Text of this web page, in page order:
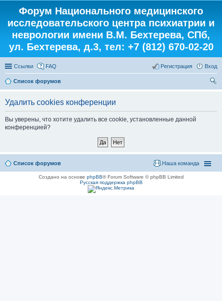
Форум Национального медицинского
исследовательского центра психиатрии и
неврологии имени В.М. Бехтерева, СПб,
ул. Бехтерева, д.3, тел: +7 (812) 670-02-20
Ссылки FAQ Вход
Регистрация
Список форумов
Удалить cookies конференции
Вы уверены, что хотите удалить все cookie, установленные данной
конференцией?
Список форумов Наша команда
Создано на основе phpBB® Forum Software © phpBB Limited
Русская поддержка phpBB